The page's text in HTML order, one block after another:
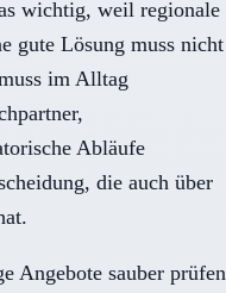
wichtig, weil regionale
gute Lösung muss nicht
im Alltag
Abläufe
die auch über
Angebote sauber prüfen